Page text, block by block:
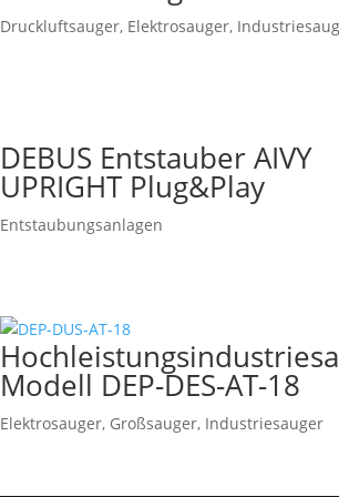
Druckluftsauger, Elektrosauger,
DEBUS Entstauber AIVY
UPRIGHT Plug&Play
Entstaubungsanlagen
Modell DEP-DES-AT-18
Elektrosauger, Großsauger, Industriesauger